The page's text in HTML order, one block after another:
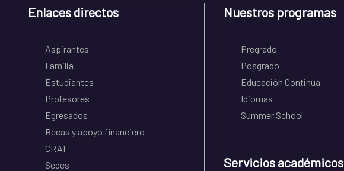
Enlaces directos
Aspirantes
Familia
Estudiantes
Profesores
Egresados
Becas y apoyo financiero
CRAI
Sedes
Nuestros programas
Pregrado
Posgrado
Educación Continua
Idiomas
Summer School
Servicios académicos